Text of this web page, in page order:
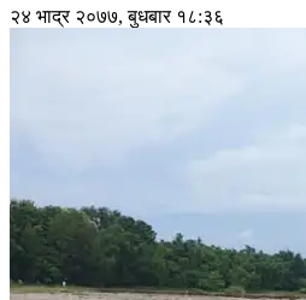
२४ भाद्र २०७७, बुधबार १८:३६